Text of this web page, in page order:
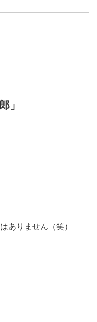
」
ありません（笑）